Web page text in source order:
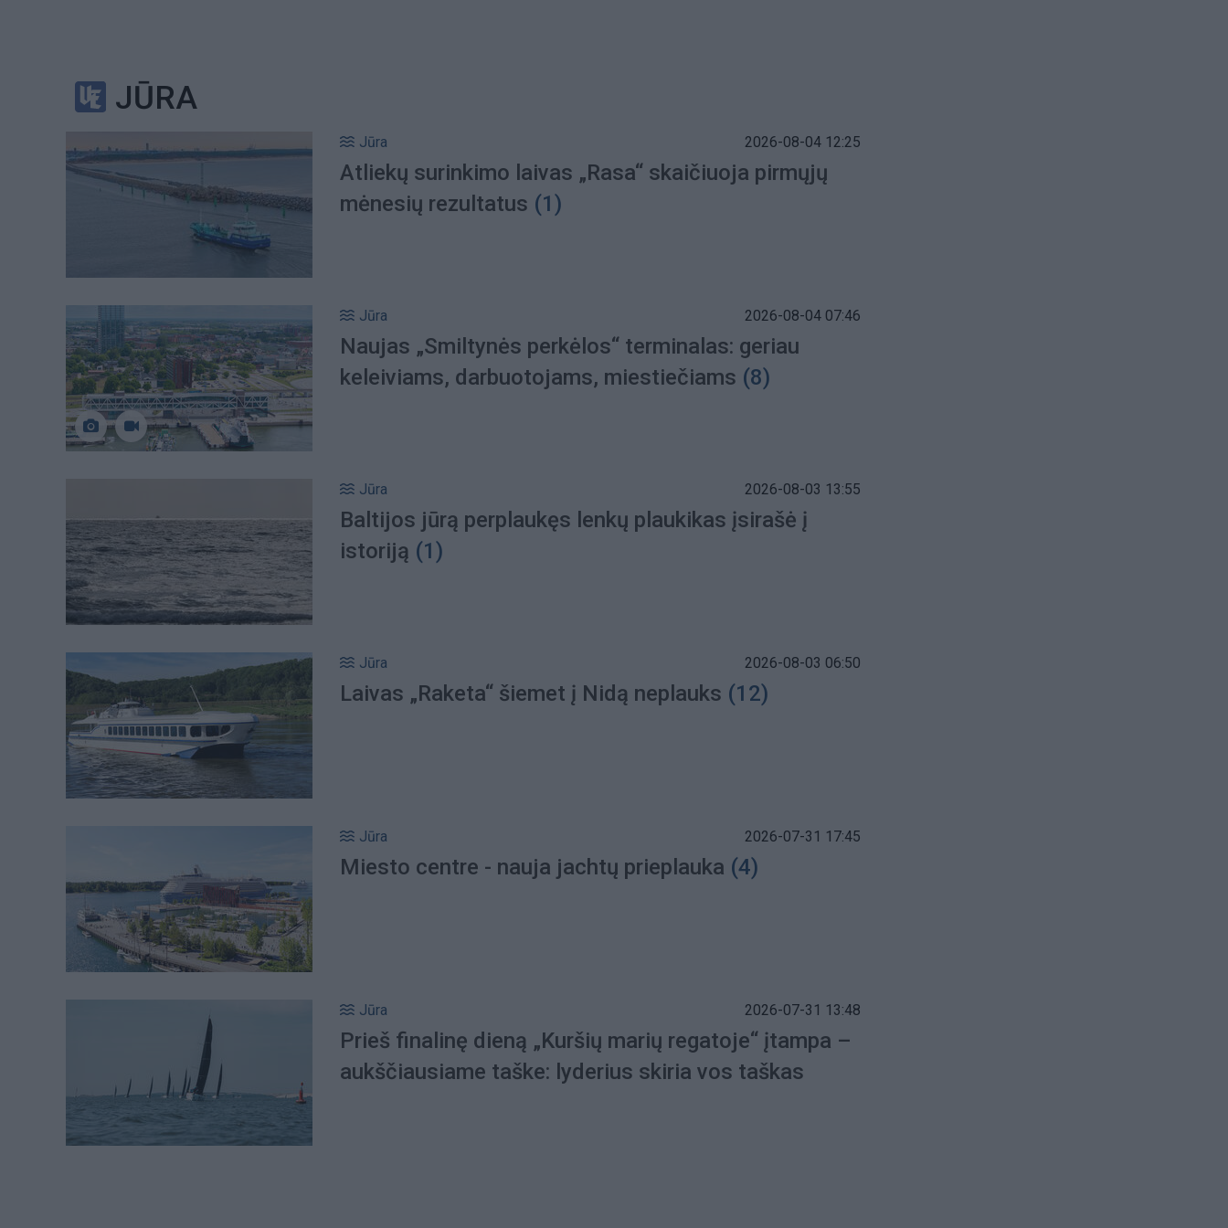
JŪRA
Jūra 2026-08-04 12:25
Atliekų surinkimo laivas „Rasa“ skaičiuoja pirmųjų
mėnesių rezultatus (1)
Jūra 2026-08-04 07:46
Naujas „Smiltynės perkėlos“ terminalas: geriau
keleiviams, darbuotojams, miestiečiams (8)
Jūra 2026-08-03 13:55
Baltijos jūrą perplaukęs lenkų plaukikas įsirašė į
istoriją (1)
Jūra 2026-08-03 06:50
Laivas „Raketa“ šiemet į Nidą neplauks (12)
Jūra 2026-07-31 17:45
Miesto centre - nauja jachtų prieplauka (4)
Jūra 2026-07-31 13:48
Prieš finalinę dieną „Kuršių marių regatoje“ įtampa –
aukščiausiame taške: lyderius skiria vos taškas